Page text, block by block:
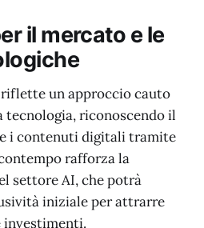
il mercato e le
un approccio cauto
tecnologia, riconoscendo il
i contenuti digitali tramite
rafforza la
settore AI, che potrà
iniziale per attrarre